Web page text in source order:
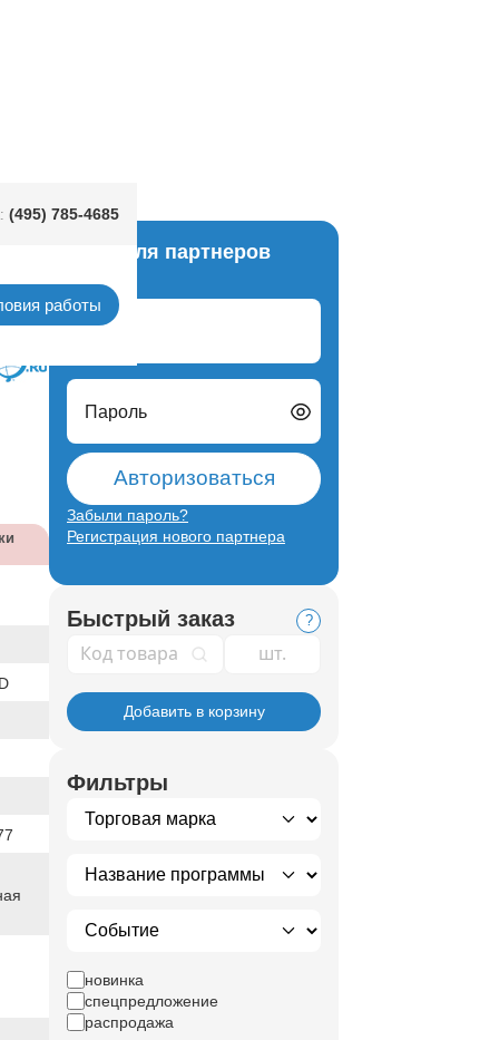
(495) 785-4685
работы
Вход для партнеров
Логин
Пароль
Авторизоваться
Забыли пароль?
Регистрация нового партнера
Быстрый заказ ?
Код товара
Добавить в корзину
Фильтры
новинка
спецпредложение
распродажа